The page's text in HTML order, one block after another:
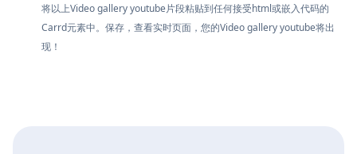
将以上Video gallery youtube片段粘贴到任何接受html或嵌入代码的
Carrd元素中。保存，查看实时页面，您的Video gallery youtube将出
现！